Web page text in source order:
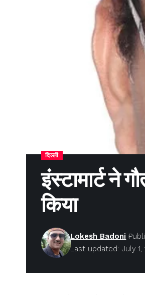
दिल्ली
इंस्टामार्ट ने
किया
Last updated: July 1,
Lokesh Badoni